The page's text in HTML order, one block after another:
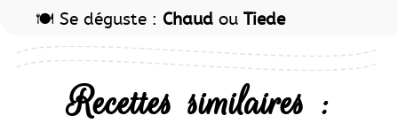
🍽️ Se déguste : Chaud ou Tiede
Recettes similaires :